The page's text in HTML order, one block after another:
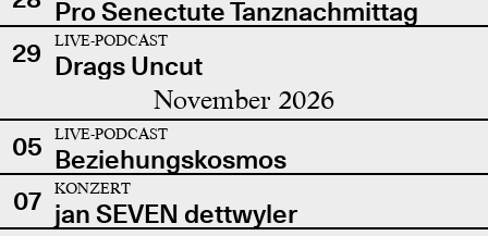
Pro Senectute Tanznachmittag
29
LIVE-PODCAST
Drags Uncut
November 2026
05 LIVE-PODCAST
Beziehungskosmos
07
KONZERT
jan SEVEN dettwyler